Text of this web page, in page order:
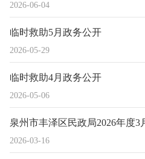
2026-06-04
2026-05-29
临时救助5月政务公开
2026-05-06
临时救助4月政务公开
2026-03-16
泉州市丰泽区民政局2026年度3